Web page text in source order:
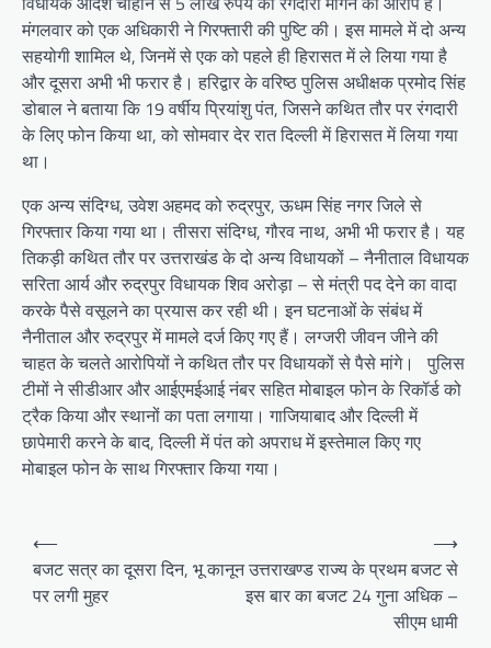
मंगलवार को एक अधिकारी ने गिरफ्तारी की पुष्टि की। इस मामले में दो अन्य
सहयोगी शामिल थे, जिनमें से एक को पहले ही हिरासत में ले लिया गया है
और दूसरा अभी भी फरार है। हरिद्वार के वरिष्ठ पुलिस अधीक्षक प्रमोद सिंह
डोबाल ने बताया कि 19 वर्षीय प्रियांशु पंत, जिसने कथित तौर पर रंगदारी
के लिए फोन किया था, को सोमवार देर रात दिल्ली में हिरासत में लिया गया
था।
एक अन्य संदिग्ध, उवेश अहमद को रुद्रपुर, ऊधम सिंह नगर जिले से
गिरफ्तार किया गया था। तीसरा संदिग्ध, गौरव नाथ, अभी भी फरार है। यह
तिकड़ी कथित तौर पर उत्तराखंड के दो अन्य विधायकों – नैनीताल विधायक
सरिता आर्य और रुद्रपुर विधायक शिव अरोड़ा – से मंत्री पद देने का वादा
करके पैसे वसूलने का प्रयास कर रही थी। इन घटनाओं के संबंध में
नैनीताल और रुद्रपुर में मामले दर्ज किए गए हैं। लग्जरी जीवन जीने की
चाहत के चलते आरोपियों ने कथित तौर पर विधायकों से पैसे मांगे। पुलिस
टीमों ने सीडीआर और आईएमईआई नंबर सहित मोबाइल फोन के रिकॉर्ड को
ट्रैक किया और स्थानों का पता लगाया। गाजियाबाद और दिल्ली में
छापेमारी करने के बाद, दिल्ली में पंत को अपराध में इस्तेमाल किए गए
मोबाइल फोन के साथ गिरफ्तार किया गया।
o
⟵
बजट सत्र का दूसरा दिन, भू कानून
पर लगी मुहर
उत्तराखण्ड राज्य के प्रथम बजट से
इस बार का बजट 24 गुना अधिक –
सीएम धामी
⟶